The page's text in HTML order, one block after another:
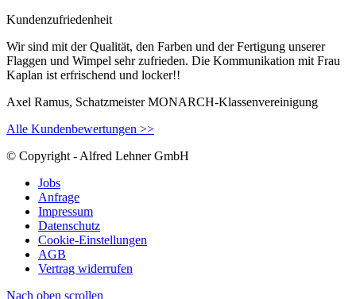
Kundenzufriedenheit
Wir sind mit der Qualität, den Farben und der Fertigung unserer
Flaggen und Wimpel sehr zufrieden. Die Kommunikation mit Frau
Kaplan ist erfrischend und locker!!
Axel Ramus, Schatzmeister MONARCH-Klassenvereinigung
Alle Kundenbewertungen >>
© Copyright - Alfred Lehner GmbH
Jobs
Anfrage
Impressum
Datenschutz
Cookie-Einstellungen
AGB
Vertrag widerrufen
Nach oben scrollen